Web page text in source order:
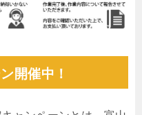
開催中！